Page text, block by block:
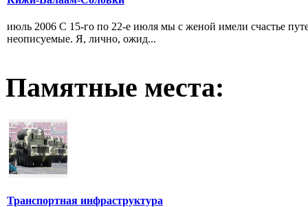
июль 2006 С 15-го по 22-е июля мы с женой имели счастье
неописуемые. Я, лично, ожид...
Памятные места:
Транспортная инфраструктура